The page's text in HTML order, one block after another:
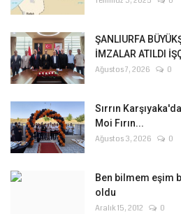
ŞANLIURFA
İMZALAR ATILDI
Ağustos 7, 2026 0
Sırrın
Moi Fırın...
Ağustos 3, 2026 0
Ben bilmem eşim
oldu
Aralık 15, 2012 0